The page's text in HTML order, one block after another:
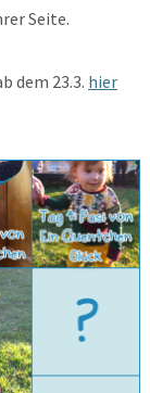
Seite.
dem 23.3. hier